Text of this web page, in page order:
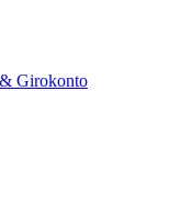
Girokonto